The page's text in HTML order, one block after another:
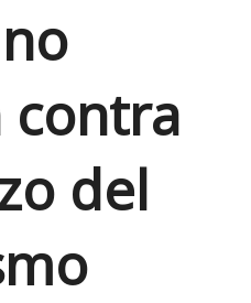
del